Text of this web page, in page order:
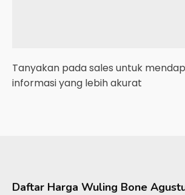
Tanyakan pada sales untuk
informasi yang lebih akurat
Daftar Harga Wuling Bone